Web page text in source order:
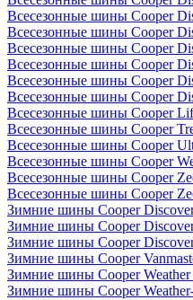
Всесезонные шины Cooper
Всесезонные шины Cooper
Всесезонные шины Cooper
Всесезонные шины Cooper
Всесезонные шины Cooper
Всесезонные шины Cooper
Всесезонные шины Cooper
Всесезонные шины Cooper
Всесезонные шины Cooper
Всесезонные шины Cooper
Всесезонные шины Cooper
Всесезонные шины Cooper
Зимние шины Cooper
Зимние шины Cooper
Зимние шины Cooper
Зимние шины Cooper
Зимние шины Cooper Weather
Зимние шины Cooper